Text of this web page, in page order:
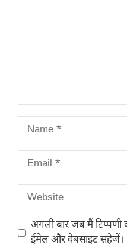
Name
Email
Website
अगली बार जब मैं टिप्पणी
ईमेल और वेबसाइट सहेजें।